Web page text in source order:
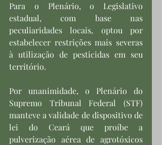
Para o Plenário, o Legislativo
estadual, com base nas
peculiaridades locais, optou por
estabelecer restrições mais severas
à utilização de pesticidas em seu
território.
Por unanimidade, o Plenário do
Supremo Tribunal Federal (STF)
manteve a validade de dispositivo de
lei do Ceará que proíbe a
pulverização aérea de agrotóxicos